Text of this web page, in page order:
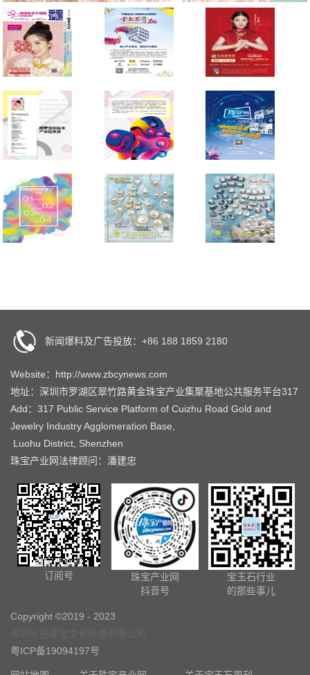
新闻爆料及广告投放：+86 188 1859 2180
Website：http://www.zbcynews.com
地址：深圳市罗湖区翠竹路黄金珠宝产业集聚基地公共服务平台317
Add：317 Public Service Platform of Cuizhu Road Gold and
Jewelry Industry Agglomeration Base,
Luohu District, Shenzhen
珠宝产业网法律顾问：潘建忠
珠宝产业网
订阅号
珠宝产业网
抖音号
宝玉石行业
的那些事儿
Copyright ©2019 - 2023
粤ICP备19094197号